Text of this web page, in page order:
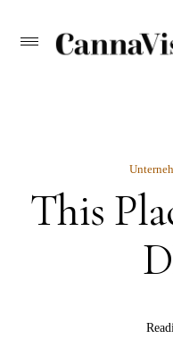
Skip Primary
Menu
This